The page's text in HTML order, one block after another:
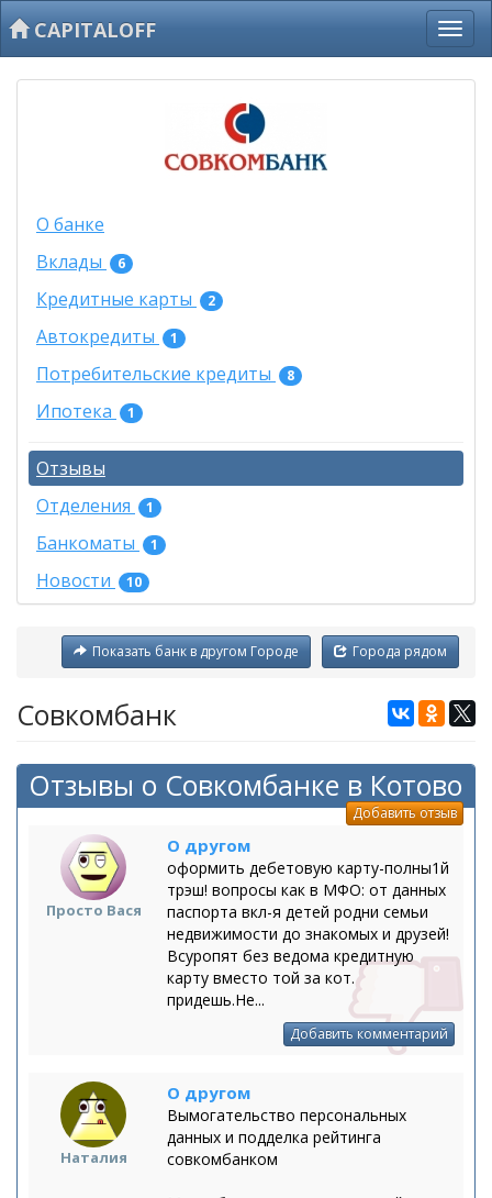
CAPITALOFF
О банке
Вклады
6
Кредитные карты 2
Автокредиты 1
Потребительские кредиты 8
Ипотека 1
Отзывы
Отделения
1
Банкоматы 1
Новости 10
Города рядом
Показать банк в другом Городе
Совкомбанк
Отзывы о Совкомбанке в Котово
Добавить отзыв
Просто Вася
О другом
оформить дебетовую карту-полны1й
трэш! вопросы как в МФО: от данных
паспорта вкл-я детей родни семьи
недвижимости до знакомых и друзей!
Всуропят без ведома кредитную
карту вместо той за кот.
придешь.Не...
Добавить комментарий
Наталия
О другом
Вымогательство персональных
данных и подделка рейтинга
совкомбанком